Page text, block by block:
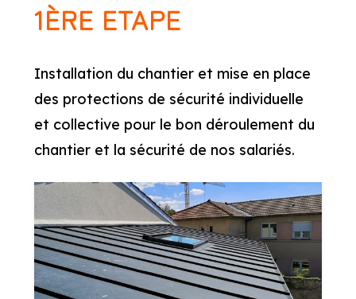
1ÈRE ETAPE
Installation du chantier et mise en place
des protections de sécurité individuelle
et collective pour le bon déroulement du
chantier et la sécurité de nos salariés.